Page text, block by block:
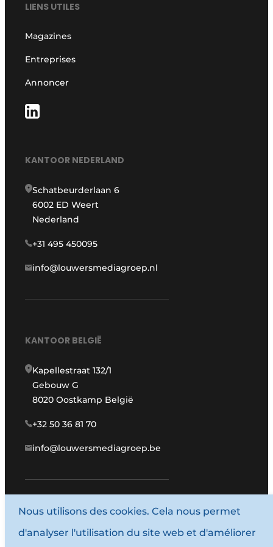
LIENS UTILES
Magazines
Entreprises
Annoncer
KANTOOR NEDERLAND
Schatbeurderlaan 6
6002 ED Weert
Nederland
+31 495 450095
info@louwersmediagroep.nl
KANTOOR BELGIË
Kapellestraat 132/1
Gebouw G
8020 Oostkamp België
+32 50 36 81 70
info@louwersmediagroep.be
www.louwersmediagroep.com
© 1987 - 2026 Louwersmediagroep.
Nous utilisons des cookies. Cela nous permet
d'analyser l'utilisation du site web et d'améliorer